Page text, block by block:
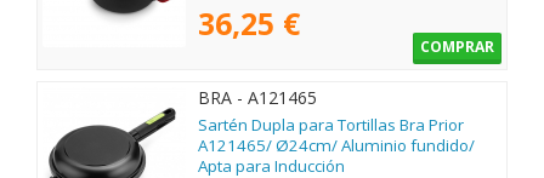
36,25 €
COMPRAR
BRA - A121465
Sartén Dupla para Tortillas Bra Prior
A121465/ Ø24cm/ Aluminio fundido/
Apta para Inducción